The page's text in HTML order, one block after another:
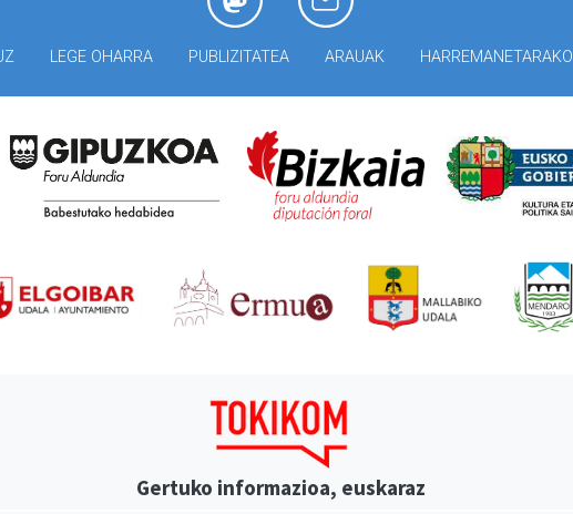
LEGE OHARRA PUBLIZITATEA ARAUAK HARREMANETARAKO
Gertuko informazioa, euskaraz